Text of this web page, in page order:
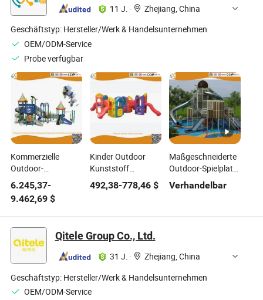
11 J. ·
Zhejiang, China
Geschäftstyp: Hersteller/Werk & Handelsunternehmen
OEM/ODM-Service
Probe verfügbar
Kommerzielle
Outdoor-
Kunststoffspielplatzgeräte
für
Kinderfreizeitpark
6.245,37-
9.462,69 $
Kinder Outdoor
Kunststoff
Rutschen Sets
Garten Kinder
492,38-778,46$
Maßgeschneiderte
Outdoor-Spielplatz
Edelstahlrutsche
für den Freizeitpark
Verhandelbar
Qitele Group Co., Ltd.
31 J. ·
Zhejiang, China
Geschäftstyp: Hersteller/Werk & Handelsunternehmen
OEM/ODM-Service